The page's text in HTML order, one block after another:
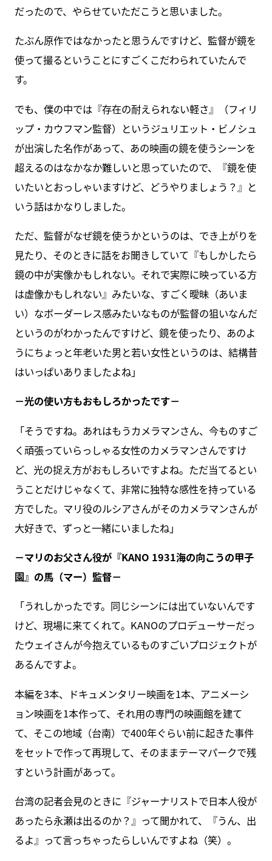
だったので、やらせていただこうと思いました。
たぶん原作ではなかったと思うんですけど、監督が鏡を
使って撮るということにすごくこだわられていたんで
す。
でも、僕の中では『存在の耐えられない軽さ』（フィリ
ップ・カウフマン監督）というジュリエット・ビノシュ
が出演した名作があって、あの映画の鏡を使うシーンを
超えるのはなかなか難しいと思っていたので、『鏡を使
いたいとおっしゃいますけど、どうやりましょう？』と
いう話はかなりしました。
ただ、監督がなぜ鏡を使うかというのは、でき上がりを
見たり、そのときに話をお聞きしていて『もしかしたら
鏡の中が実像かもしれない。それで実際に映っている方
は虚像かもしれない』みたいな、すごく曖昧（あいま
い）なボーダーレス感みたいなものが監督の狙いなんだ
というのがわかったんですけど、鏡を使ったり、あのよ
うにちょっと年老いた男と若い女性というのは、結構昔
はいっぱいありましたよね」
－光の使い方もおもしろかったです－
「そうですね。あれはもうカメラマンさん、今ものすご
く頑張っていらっしゃる女性のカメラマンさんですけ
ど、光の捉え方がおもしろいですよね。ただ当てるとい
うことだけじゃなくて、非常に独特な感性を持っている
方でした。マリ役のルシアさんがそのカメラマンさんが
大好きで、ずっと一緒にいましたね」
－マリのお父さん役が『KANO 1931海の向こうの甲子
園』の馬（マー）監督－
「うれしかったです。同じシーンには出ていないんです
けど、現場に来てくれて。KANOのプロデューサーだっ
たウェイさんが今抱えているものすごいプロジェクトが
あるんですよ。
本編を3本、ドキュメンタリー映画を1本、アニメーシ
ョン映画を1本作って、それ用の専門の映画館を建て
て、そこの地域（台南）で400年ぐらい前に起きた事件
をセットで作って再現して、そのままテーマパークで残
すという計画があって。
台湾の記者会見のときに『ジャーナリストで日本人役が
あったら永瀬は出るのか？』って聞かれて、『うん、出
るよ』って言っちゃったらしいんですよね（笑）。